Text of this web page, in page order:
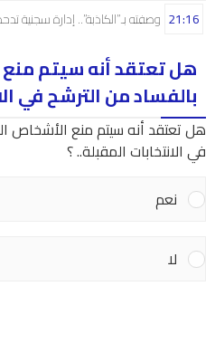
وصفته بـ”الكاذبة”.. إدارة 21:16
هل تعتقد أنه سيتم
بالفساد من الترشح في
هل تعتقد أنه سيتم منع الأشخاص
في الانتخابات المقبلة.. ؟
نعم
لا